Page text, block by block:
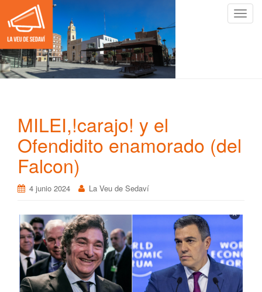
C
v
e
ó
MILEI,!carajo! y el
Ofendidito enamorado (del
Falcon)
4 junio 2024 La Veu de Sedaví